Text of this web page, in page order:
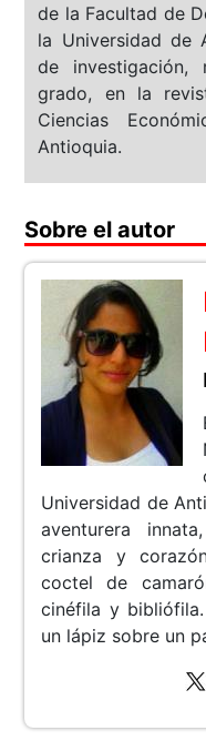
de la Facultad de
la Universidad de
de
grado, en la
Ciencias
Antioquia.
Sobre el autor
Universidad de
aventurera
crianza y
coctel de
cinéfila y
un lápiz sobre un